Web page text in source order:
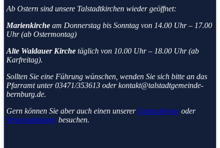
Ab Ostern sind unsere Talstadtkirchen wieder geöffnet:
Marienkirche am Donnerstag bis Sonntag von 14.00 Uhr – 17.00
Uhr (ab Ostermontag)
Alte Waldauer Kirche täglich von 10.00 Uhr – 18.00 Uhr (ab
Karfreitag).
Sollten Sie eine Führung wünschen, wenden Sie sich bitte an das
Pfarramt unter 03471/353613 oder kontakt@talstadtgemeinde-
bernburg.de.
Gern können Sie aber auch einen unserer Gottesdienste oder
Veranstaltungen besuchen.